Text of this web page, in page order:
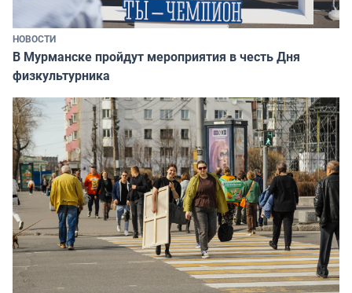
НОВОСТИ
В Мурманске пройдут мероприятия в честь Дня
физкультурника